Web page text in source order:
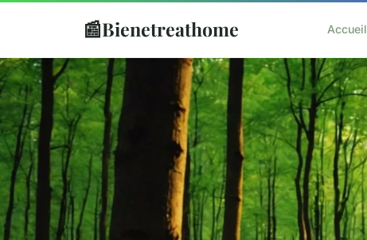
📰Bienetreathome Accueil